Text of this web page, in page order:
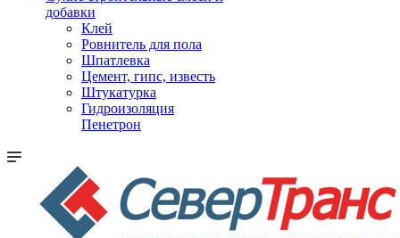
добавки
Клей
Ровнитель для пола
Шпатлевка
Цемент, гипс, известь
Штукатурка
Гидроизоляция
Пенетрон